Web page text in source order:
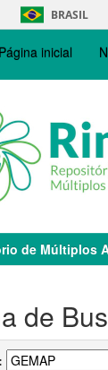
BRASIL
inicial
de Múltiplos
de